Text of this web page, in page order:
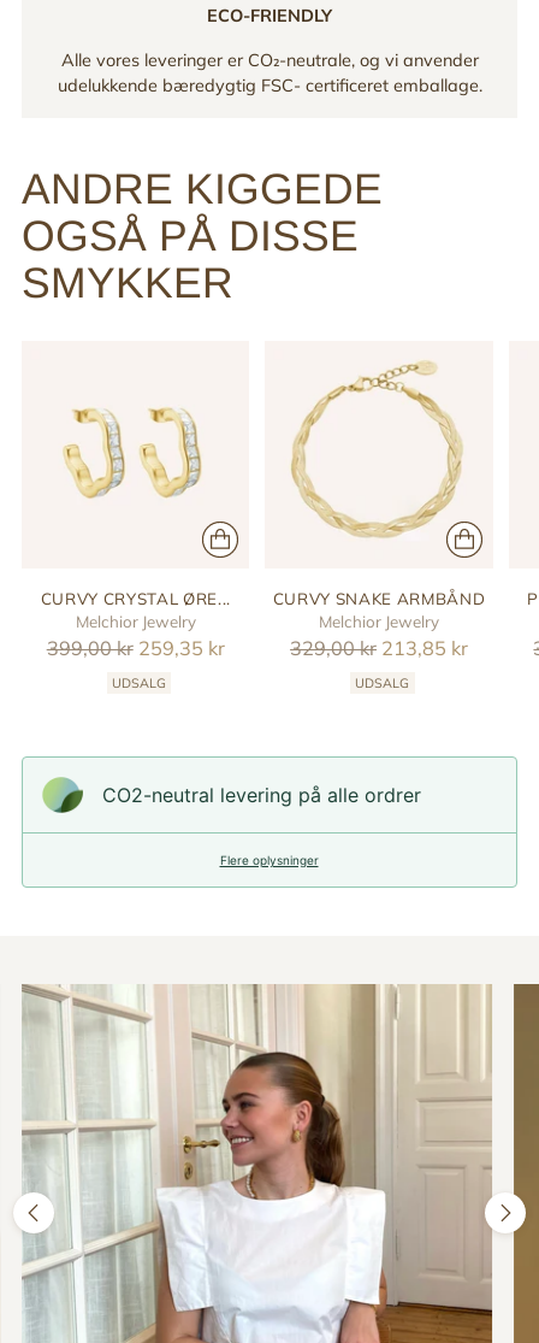
ECO-FRIENDLY
Alle vores leveringer er CO₂-neutrale, og vi anvender
udelukkende bæredygtig FSC- certificeret emballage.
ANDRE KIGGEDE
OGSÅ PÅ DISSE
SMYKKER
CURVY CRYSTAL ØRE...
Melchior Jewelry
Reguler
399,00 kr 259,35 kr
UDSALG
CURVY SNAKE ARMBÅND
Melchior Jewelry
Reguler
329,00 kr 213,85 kr
UDSALG
CO2-neutral levering på alle ordrer
Flere oplysninger